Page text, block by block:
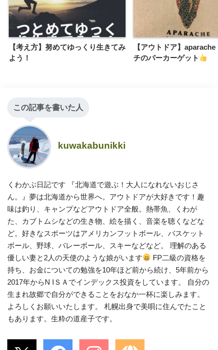
【考え方】努めてゆっくり生きてみ
よう！
【アウトドア】
チのパーカーゲット
この記事を書いた人
kuwakabunikki
くわかぶ日記です 『北海道で遊ぶ！大人になれないおじさ
ん。』夢は北海道から世界へ。アウトドアが大好きです！趣
味は釣り、キャンプなどアウトドア全般。熱帯魚、くわが
た、カブトムシなどの生き物、絵を描く、音楽を聴くなどな
ど。好きなスポーツはアメリカンフットボール、バスケット
ボール、野球、バレーボール、スキーなどなど。 理解のある
優しい妻と2人の天使のような娘がいます
FP二級の資格を
持ち、お金についての勉強を10年ほど前から続け、5年前から
2017年からN IＳＡでインデックス投資をしています。 自分の
生まれ故郷で自分ができることをおなか一杯に楽しみます。
よろしくお願いいたします。 札幌出身で美唄に住んでたこと
もあります。生粋の道産子です。